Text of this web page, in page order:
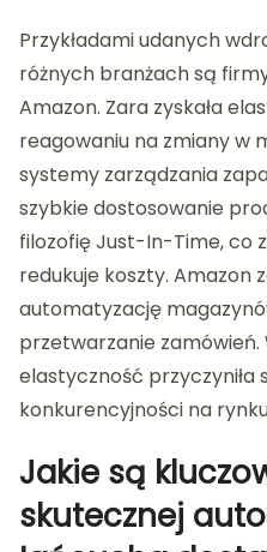
Przykładami udanych
różnych branżach są
Amazon. Zara zyskała
reagowaniu na zmiany w
systemy zarządzania
szybkie dostosowanie
filozofię Just-In-Time, co
redukuje koszty. Amazon
automatyzację
przetwarzanie
elastyczność przyczyniła
konkurencyjności na
Jakie są
skutecznej